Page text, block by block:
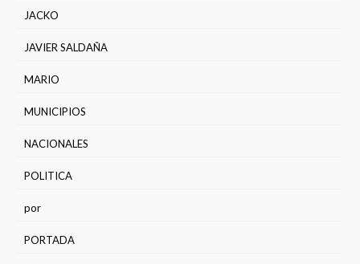
JACKO
JAVIER SALDAÑA
MARIO
MUNICIPIOS
NACIONALES
POLITICA
por
PORTADA